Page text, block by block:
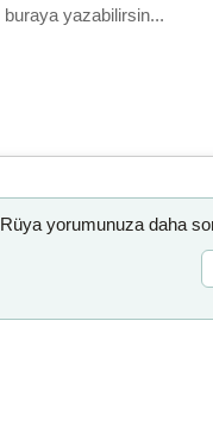
Rüya yorumunuza daha